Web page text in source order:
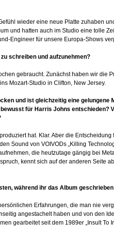
wieder eine neue Platte zuhaben
und hatten auch im Studio eine tolle
Engineer für unsere Europa-Shows
schreiben und aufzunehmen?
gebraucht. Zunächst haben wir die
Mozart-Studio in Clifton, New Jersey.
und ist gleichzeitig eine gelungene
für Harris Johns entschieden?
hat. Klar. Aber die
Sound von VOIVODs „Killing
die heutzutage gängig bei
kennt sich auf der anderen Seite
während ihr das Album
Erfahrungen, die man nie
angestachelt haben und von den
gearbeitet seit dem 1989er „Insult To